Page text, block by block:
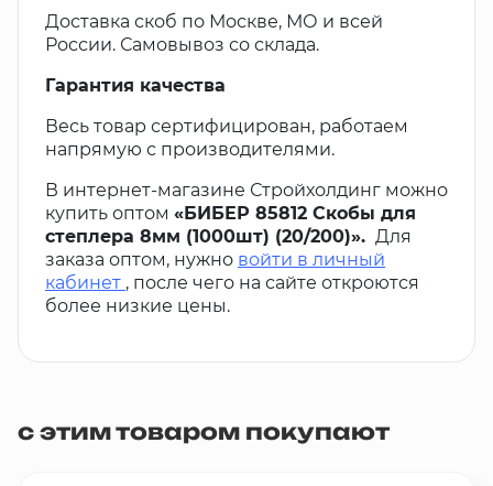
Доставка скоб по Москве, МО и всей
России. Самовывоз со склада.
Гарантия качества
Весь товар сертифицирован, работаем
напрямую с производителями.
В интернет-магазине Стройхолдинг можно
купить оптом «БИБЕР 85812 Скобы для
степлера 8мм (1000шт) (20/200)». Для
заказа оптом, нужно войти в личный
кабинет , после чего на сайте откроются
более низкие цены.
с этим товаром покупают